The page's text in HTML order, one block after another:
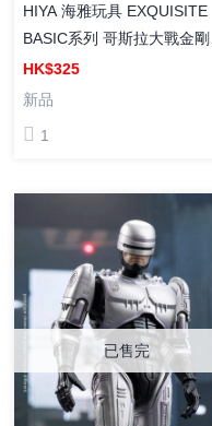
HIYA 海雅玩具 EXQUISITE
BASIC系列 哥斯拉大戰金剛2
帝國崛起 金剛 成品可動手辦
HK$325
新品
1
已售完